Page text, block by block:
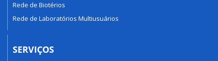
Rede de Biotérios
Rede de Laboratórios Multiusuários
SERVIÇOS